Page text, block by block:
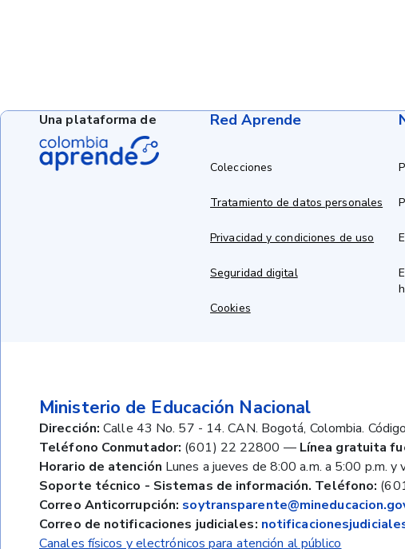
Red Aprende
Colecciones
Tratamiento de datos personales
Privacidad y condiciones de uso
Seguridad digital
Cookies
Ministerio de Educación Nacional
Dirección: Calle 43 No. 57 - 14. CAN. Bogotá, Colombia.
Teléfono Conmutador: (601) 22 22800 — Línea gratuita
Horario de atención Lunes a jueves de 8:00 a.m. a 5:00 p.m. y
Soporte técnico - Sistemas de información. Teléfono:
Correo Anticorrupción:
Correo de notificaciones judiciales:
Canales físicos y electrónicos para atención al público
Una plataforma de